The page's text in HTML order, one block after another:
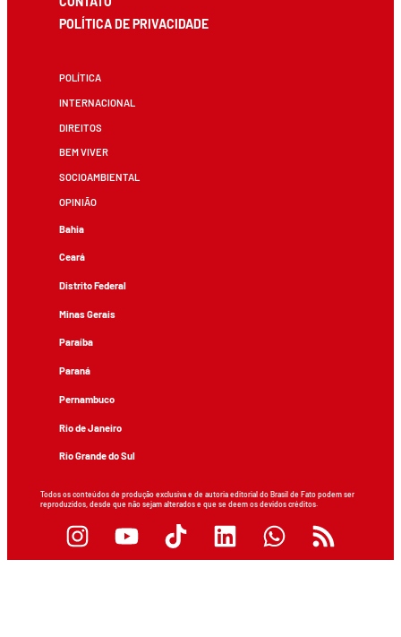
POLÍTICA DE PRIVACIDADE
POLÍTICA
INTERNACIONAL
DIREITOS
BEM VIVER
SOCIOAMBIENTAL
OPINIÃO
Bahia
Ceará
Distrito Federal
Minas Gerais
Paraíba
Paraná
Pernambuco
Rio de Janeiro
Rio Grande do Sul
Todos os conteúdos de produção exclusiva e de autoria editorial do Brasil de Fato podem ser
reproduzidos, desde que não sejam alterados e que se deem os devidos créditos.